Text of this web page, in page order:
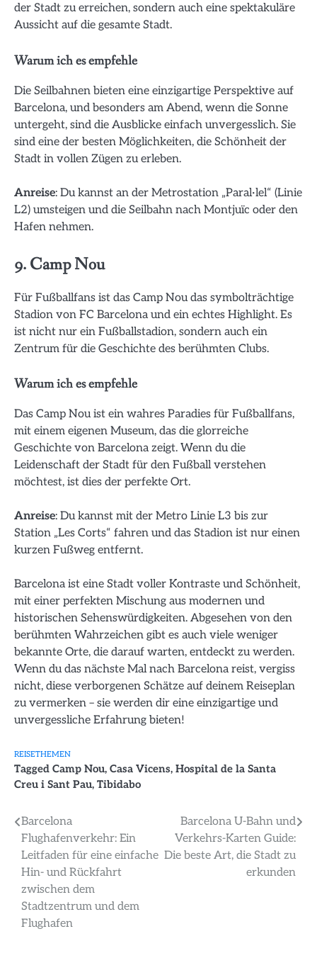
der Stadt zu erreichen, sondern auch eine spektakuläre
Aussicht auf die gesamte Stadt.
Warum ich es empfehle
Die Seilbahnen bieten eine einzigartige Perspektive auf
Barcelona, und besonders am Abend, wenn die Sonne
untergeht, sind die Ausblicke einfach unvergesslich. Sie
sind eine der besten Möglichkeiten, die Schönheit der
Stadt in vollen Zügen zu erleben.
Anreise: Du kannst an der Metrostation „Paral·lel“ (Linie
L2) umsteigen und die Seilbahn nach Montjuïc oder den
Hafen nehmen.
9. Camp Nou
Für Fußballfans ist das Camp Nou das symbolträchtige
Stadion von FC Barcelona und ein echtes Highlight. Es
ist nicht nur ein Fußballstadion, sondern auch ein
Zentrum für die Geschichte des berühmten Clubs.
Warum ich es empfehle
Das Camp Nou ist ein wahres Paradies für Fußballfans,
mit einem eigenen Museum, das die glorreiche
Geschichte von Barcelona zeigt. Wenn du die
Leidenschaft der Stadt für den Fußball verstehen
möchtest, ist dies der perfekte Ort.
Anreise: Du kannst mit der Metro Linie L3 bis zur
Station „Les Corts“ fahren und das Stadion ist nur einen
kurzen Fußweg entfernt.
Barcelona ist eine Stadt voller Kontraste und Schönheit,
mit einer perfekten Mischung aus modernen und
historischen Sehenswürdigkeiten. Abgesehen von den
berühmten Wahrzeichen gibt es auch viele weniger
bekannte Orte, die darauf warten, entdeckt zu werden.
Wenn du das nächste Mal nach Barcelona reist, vergiss
nicht, diese verborgenen Schätze auf deinem Reiseplan
zu vermerken – sie werden dir eine einzigartige und
unvergessliche Erfahrung bieten!
REISETHEMEN
Tagged Camp Nou, Casa Vicens, Hospital de la Santa
Creu i Sant Pau, Tibidabo
Beitragsnavigation
Barcelona
Flughafenverkehr: Ein
Leitfaden für eine einfache
Hin- und Rückfahrt
zwischen dem
Stadtzentrum und dem
Flughafen
Barcelona U-Bahn und
Verkehrs-Karten Guide:
Die beste Art, die Stadt zu
erkunden